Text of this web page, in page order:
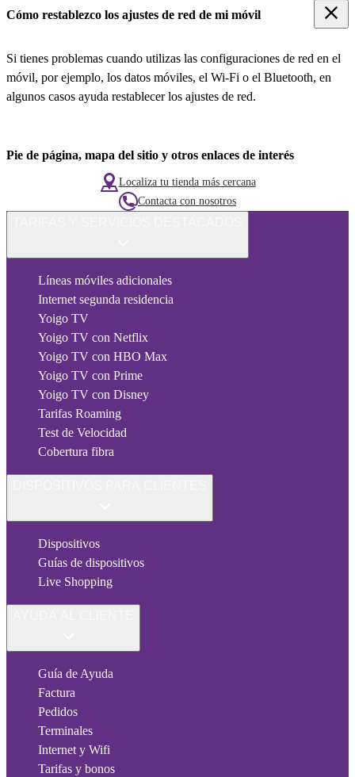
Cómo restablezco los ajustes de red de mi móvil
Si tienes problemas cuando utilizas las configuraciones de red en el
móvil, por ejemplo, los datos móviles, el Wi-Fi o el Bluetooth, en
algunos casos ayuda restablecer los ajustes de red.
Pie de página, mapa del sitio y otros enlaces de interés
Localiza tu tienda más cercana
Contacta con nosotros
Líneas móviles adicionales
Internet segunda residencia
Yoigo TV
Yoigo TV con Netflix
Yoigo TV con HBO Max
Yoigo TV con Prime
Yoigo TV con Disney
Tarifas Roaming
Test de Velocidad
Cobertura fibra
Dispositivos
Guías de dispositivos
Live Shopping
Guía de Ayuda
Factura
Pedidos
Terminales
Internet y Wifi
Tarifas y bonos